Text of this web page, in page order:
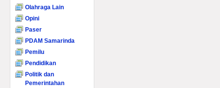
Olahraga Lain
Opini
Paser
PDAM Samarinda
Pemilu
Pendidikan
Politik dan
Pemerintahan